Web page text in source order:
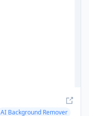
AI Background Remover